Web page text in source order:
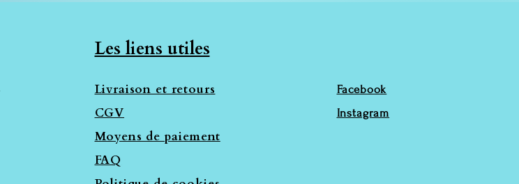
Les liens utiles
Livraison et retours
CGV
Moyens de paiement
FAQ
Facebook
Instagram